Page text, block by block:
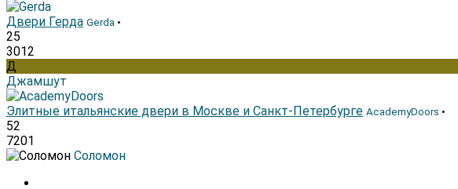
Двери Герда Gerda •
25
3012
Д
Джамшут
Элитные итальянские двери в Москве и Санкт-Петербурге AcademyDoors •
52
7201
Соломон